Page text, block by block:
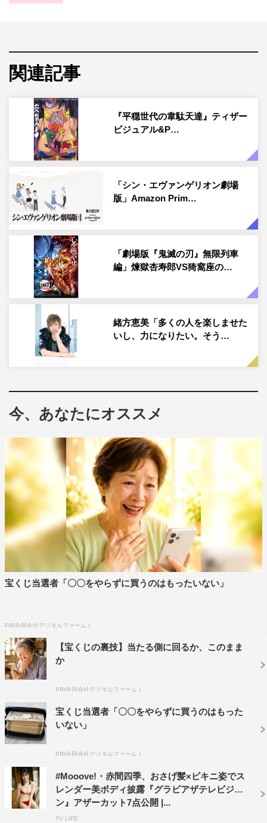
関連記事
『平穏世代の韋駄天達』ティザー
ビジュアル&P…
「シン・エヴァンゲリオン劇場
版」Amazon Prim…
「劇場版『鬼滅の刃』無限列車
編」煉獄杏寿郎VS猗窩座の…
緒方恵美「多くの人を楽しませた
いし、力になりたい。そう…
今、あなたにオススメ
宝くじ当選者「〇〇をやらずに買うのはもったいない」
PR(合同会社デジタルファーム )
【宝くじの裏技】当たる側に回るか、このまま
か
PR(合同会社デジタルファーム )
宝くじ当選者「〇〇をやらずに買うのはもった
いない」
PR(合同会社デジタルファーム )
#Mooove!・赤間四季、おさげ髪×ビキニ姿でス
レンダー美ボディ披露『グラビアザテレビジョ
ン』アザーカット7点公開 |...
TV LIFE